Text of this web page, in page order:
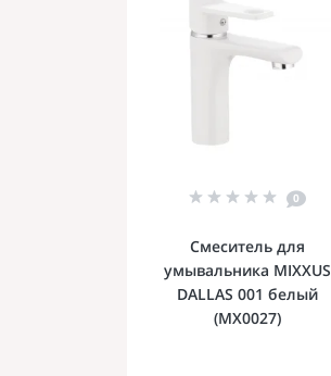
0
Смеситель для
умывальника MIXXUS
DALLAS 001 белый
(MX0027)